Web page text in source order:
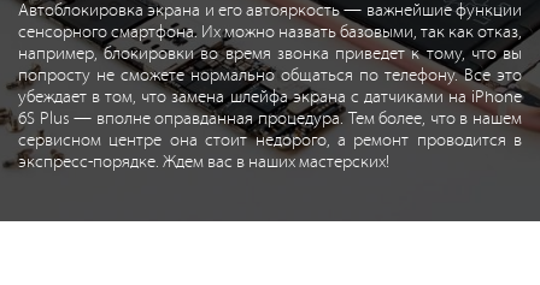
Автоблокировка экрана и его автояркость — важнейшие функции
сенсорного смартфона. Их можно назвать базовыми, так как отказ,
например, блокировки во время звонка приведет к тому, что вы
попросту не сможете нормально общаться по телефону. Все это
убеждает в том, что замена шлейфа экрана с датчиками на iPhone
6S Plus — вполне оправданная процедура. Тем более, что в нашем
сервисном центре она стоит недорого, а ремонт проводится в
экспресс-порядке. Ждем вас в наших мастерских!